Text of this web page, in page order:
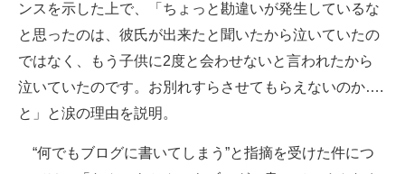
ンスを示した上で、「ちょっと勘違いが発生しているな
と思ったのは、彼氏が出来たと聞いたから泣いていたの
ではなく、もう子供に2度と会わせないと言われたから
泣いていたのです。お別れすらさせてもらえないのか….
と」と涙の理由を説明。
“何でもブログに書いてしまう”と指摘を受けた件につ